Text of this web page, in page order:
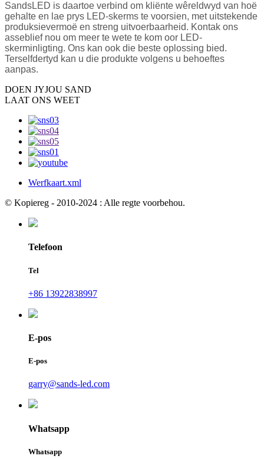
SandsLED is daartoe verbind om kliënte wêreldwyd van hoë
gehalte en lae prys LED-skerms te voorsien, met uitstekende
produksievermoë en streng uitvoerbaarheid. Kontak ons ​​
asseblief nou om meer te wete te kom oor LED-
skerminligting. Ons kan ook die beste oplossing bied.
Terselfdertyd kan u die produkte volgens u behoeftes
aanpas.
DOEN JYJOU SAND
LAAT ONS WEET
Werfkaart.xml
© Kopiereg - 2010-2024 : Alle regte voorbehou.
Telefoon
Tel
+86 13922838997
E-pos
E-pos
garry@sands-led.com
Whatsapp
Whatsapp